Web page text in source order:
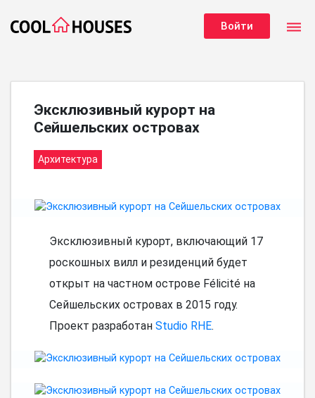
Войти dehaze
Эксклюзивный курорт на
Сейшельских островах
Архитектура
Эксклюзивный курорт, включающий 17
роскошных вилл и резиденций будет
открыт на частном острове Félicité на
Сейшельских островах в 2015 году.
Проект разработан Studio RHE.